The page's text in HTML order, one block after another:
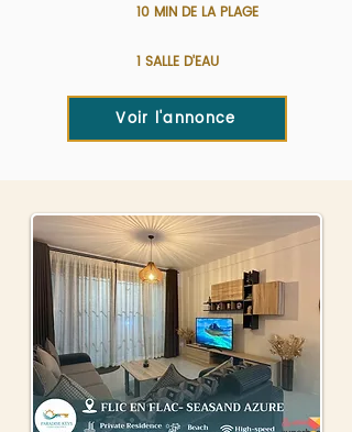
10 MIN DE LA PLAGE
1 SALLE D'EAU
Voir l'annonce